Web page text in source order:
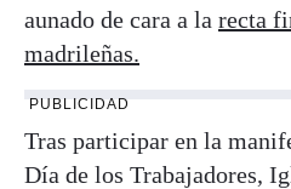
aunado de cara a la recta
madrileñas.
PUBLICIDAD
Tras participar en la
Día de los Trabajadores,